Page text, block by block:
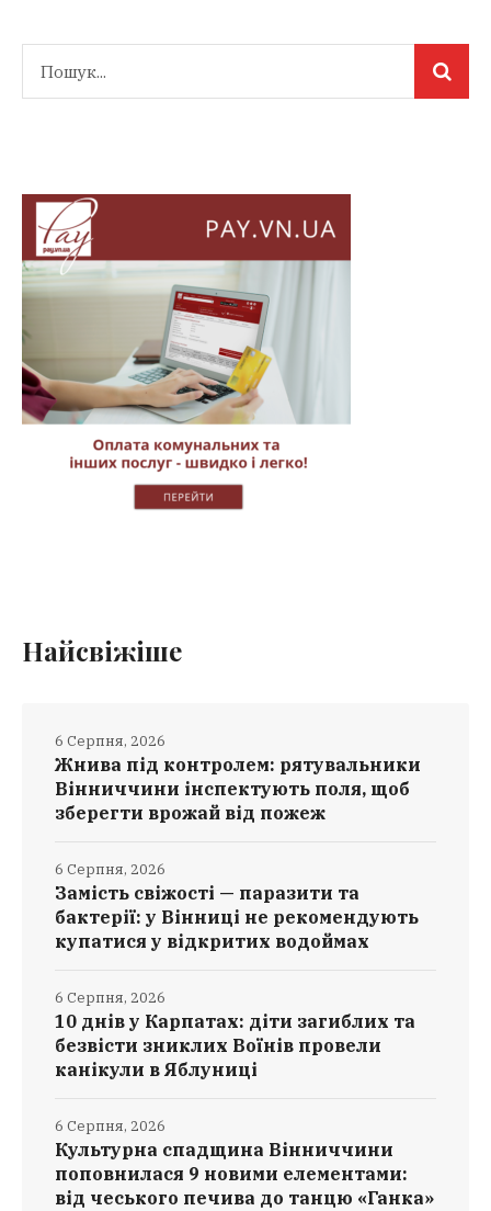
Найсвіжіше
Жнива під контролем: рятувальники
Вінниччини інспектують поля, щоб
зберегти врожай від пожеж
6 Серпня, 2026
Замість свіжості — паразити та
бактерії: у Вінниці не рекомендують
купатися у відкритих водоймах
6 Серпня, 2026
10 днів у Карпатах: діти загиблих та
безвісти зниклих Воїнів провели
канікули в Яблуниці
6 Серпня, 2026
Культурна спадщина Вінниччини
поповнилася 9 новими елементами:
від чеського печива до танцю «Ганка»
6 Серпня, 2026